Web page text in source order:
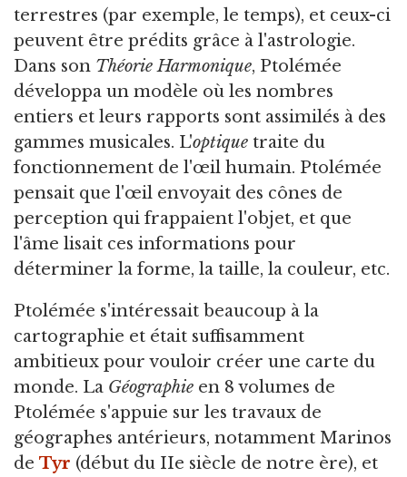
terrestres (par exemple, le temps), et ceux-ci
peuvent être prédits grâce à l'astrologie.
Dans son Théorie Harmonique, Ptolémée
développa un modèle où les nombres
entiers et leurs rapports sont assimilés à des
gammes musicales. L'optique traite du
fonctionnement de l'œil humain. Ptolémée
pensait que l'œil envoyait des cônes de
perception qui frappaient l'objet, et que
l'âme lisait ces informations pour
déterminer la forme, la taille, la couleur, etc.
Ptolémée s'intéressait beaucoup à la
cartographie et était suffisamment
ambitieux pour vouloir créer une carte du
monde. La Géographie en 8 volumes de
Ptolémée s'appuie sur les travaux de
géographes antérieurs, notamment Marinos
de Tyr (début du IIe siècle de notre ère), et